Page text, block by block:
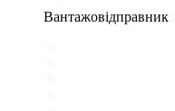
Вантажовідправник